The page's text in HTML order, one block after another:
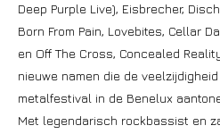
Deep Purple Live), Eisbrecher,
Born From Pain, Lovebites, Cellar
en Off The Cross, Concealed
nieuwe namen die de
metalfestival in de Benelux
Met legendarisch rockbassist en